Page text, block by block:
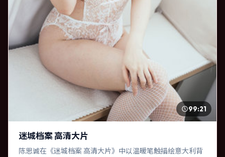
99:21
迷城档案 高清大片
陈思诚在《迷城档案 高清大片》中以温暖笔触描绘意大利背